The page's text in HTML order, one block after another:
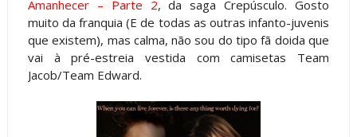
Amanhecer – Parte 2, da saga Crepúsculo. Gosto
muito da franquia (E de todas as outras infanto-juvenis
que existem), mas calma, não sou do tipo fã doida que
vai à pré-estreia vestida com camisetas Team
Jacob/Team Edward.